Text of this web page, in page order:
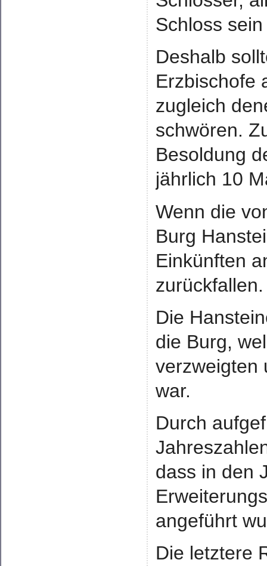
Schloss
Deshalb
Erzbischofe
zugleich
schwören.
Besoldung
jährlich 10
Wenn die
Burg
Einkünften
zurückfallen.
Die
die Burg,
verzweigten
war.
Durch
dass in den
angeführt
Die letztere